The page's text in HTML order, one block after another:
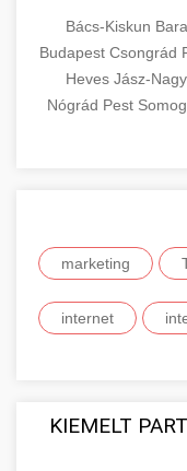
Bács-Kiskun
Budapest Csongrád
Heves Jász-
Nógrád Pest
marketing
internet
KIEMELT